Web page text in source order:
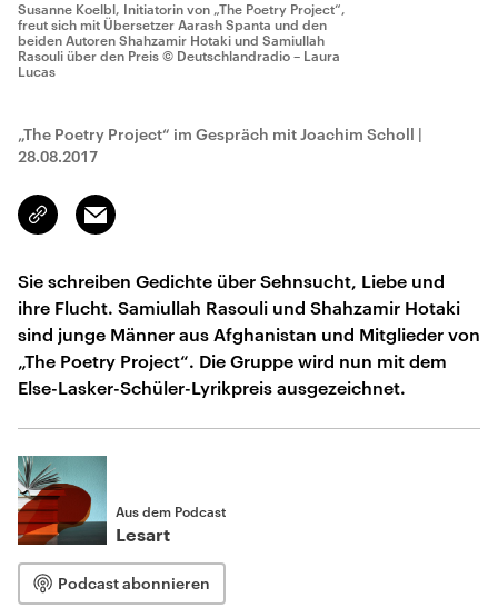
Susanne Koelbl, Initiatorin von „The Poetry Project“,
freut sich mit Übersetzer Aarash Spanta und den
beiden Autoren Shahzamir Hotaki und Samiullah
Rasouli über den Preis © Deutschlandradio – Laura
Lucas
„The Poetry Project“ im Gespräch mit Joachim Scholl |
28.08.2017
Link
kopieren/teilen
Email
Sie schreiben Gedichte über Sehnsucht, Liebe und
ihre Flucht. Samiullah Rasouli und Shahzamir Hotaki
sind junge Männer aus Afghanistan und Mitglieder von
„The Poetry Project“. Die Gruppe wird nun mit dem
Else-Lasker-Schüler-Lyrikpreis ausgezeichnet.
Aus dem Podcast
Lesart
Podcast abonnieren